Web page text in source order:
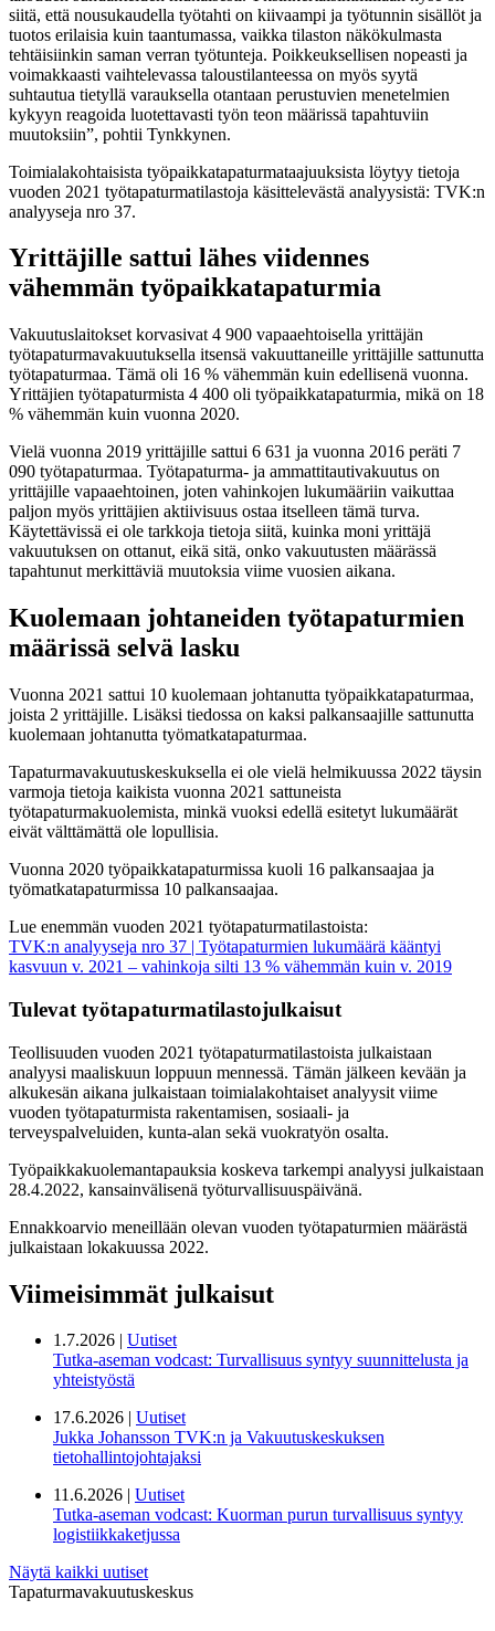
siitä, että nousukaudella työtahti on kiivaampi ja työtunnin sisällöt ja
tuotos erilaisia kuin taantumassa, vaikka tilaston näkökulmasta
tehtäisiinkin saman verran työtunteja. Poikkeuksellisen nopeasti ja
voimakkaasti vaihtelevassa taloustilanteessa on myös syytä
suhtautua tietyllä varauksella otantaan perustuvien menetelmien
kykyyn reagoida luotettavasti työn teon määrissä tapahtuviin
muutoksiin”, pohtii Tynkkynen.
Toimialakohtaisista työpaikkatapaturmataajuuksista löytyy tietoja
vuoden 2021 työtapaturmatilastoja käsittelevästä analyysistä: TVK:n
analyyseja nro 37.
Yrittäjille sattui lähes viidennes
vähemmän työpaikkatapaturmia
Vakuutuslaitokset korvasivat 4 900 vapaaehtoisella yrittäjän
työtapaturmavakuutuksella itsensä vakuuttaneille yrittäjille sattunutta
työtapaturmaa. Tämä oli 16 % vähemmän kuin edellisenä vuonna.
Yrittäjien työtapaturmista 4 400 oli työpaikkatapaturmia, mikä on 18
% vähemmän kuin vuonna 2020.
Vielä vuonna 2019 yrittäjille sattui 6 631 ja vuonna 2016 peräti 7
090 työtapaturmaa. Työtapaturma- ja ammattitautivakuutus on
yrittäjille vapaaehtoinen, joten vahinkojen lukumääriin vaikuttaa
paljon myös yrittäjien aktiivisuus ostaa itselleen tämä turva.
Käytettävissä ei ole tarkkoja tietoja siitä, kuinka moni yrittäjä
vakuutuksen on ottanut, eikä sitä, onko vakuutusten määrässä
tapahtunut merkittäviä muutoksia viime vuosien aikana.
Kuolemaan johtaneiden työtapaturmien
määrissä selvä lasku
Vuonna 2021 sattui 10 kuolemaan johtanutta työpaikkatapaturmaa,
joista 2 yrittäjille. Lisäksi tiedossa on kaksi palkansaajille sattunutta
kuolemaan johtanutta työmatkatapaturmaa.
Tapaturmavakuutuskeskuksella ei ole vielä helmikuussa 2022 täysin
varmoja tietoja kaikista vuonna 2021 sattuneista
työtapaturmakuolemista, minkä vuoksi edellä esitetyt lukumäärät
eivät välttämättä ole lopullisia.
Vuonna 2020 työpaikkatapaturmissa kuoli 16 palkansaajaa ja
työmatkatapaturmissa 10 palkansaajaa.
Lue enemmän vuoden 2021 työtapaturmatilastoista:
TVK:n analyyseja nro 37 | Työtapaturmien lukumäärä kääntyi
kasvuun v. 2021 – vahinkoja silti 13 % vähemmän kuin v. 2019
Tulevat työtapaturmatilastojulkaisut
Teollisuuden vuoden 2021 työtapaturmatilastoista julkaistaan
analyysi maaliskuun loppuun mennessä. Tämän jälkeen kevään ja
alkukesän aikana julkaistaan toimialakohtaiset analyysit viime
vuoden työtapaturmista rakentamisen, sosiaali- ja
terveyspalveluiden, kunta-alan sekä vuokratyön osalta.
Työpaikkakuolemantapauksia koskeva tarkempi analyysi julkaistaan
28.4.2022, kansainvälisenä työturvallisuuspäivänä.
Ennakkoarvio meneillään olevan vuoden työtapaturmien määrästä
julkaistaan lokakuussa 2022.
Viimeisimmät julkaisut
1.7.2026 | Uutiset
Tutka-aseman vodcast: Turvallisuus syntyy suunnittelusta ja
yhteistyöstä
17.6.2026 | Uutiset
Jukka Johansson TVK:n ja Vakuutuskeskuksen
tietohallintojohtajaksi
11.6.2026 | Uutiset
Tutka-aseman vodcast: Kuorman purun turvallisuus syntyy
logistiikkaketjussa
Näytä kaikki uutiset
Tapaturmavakuutuskeskus